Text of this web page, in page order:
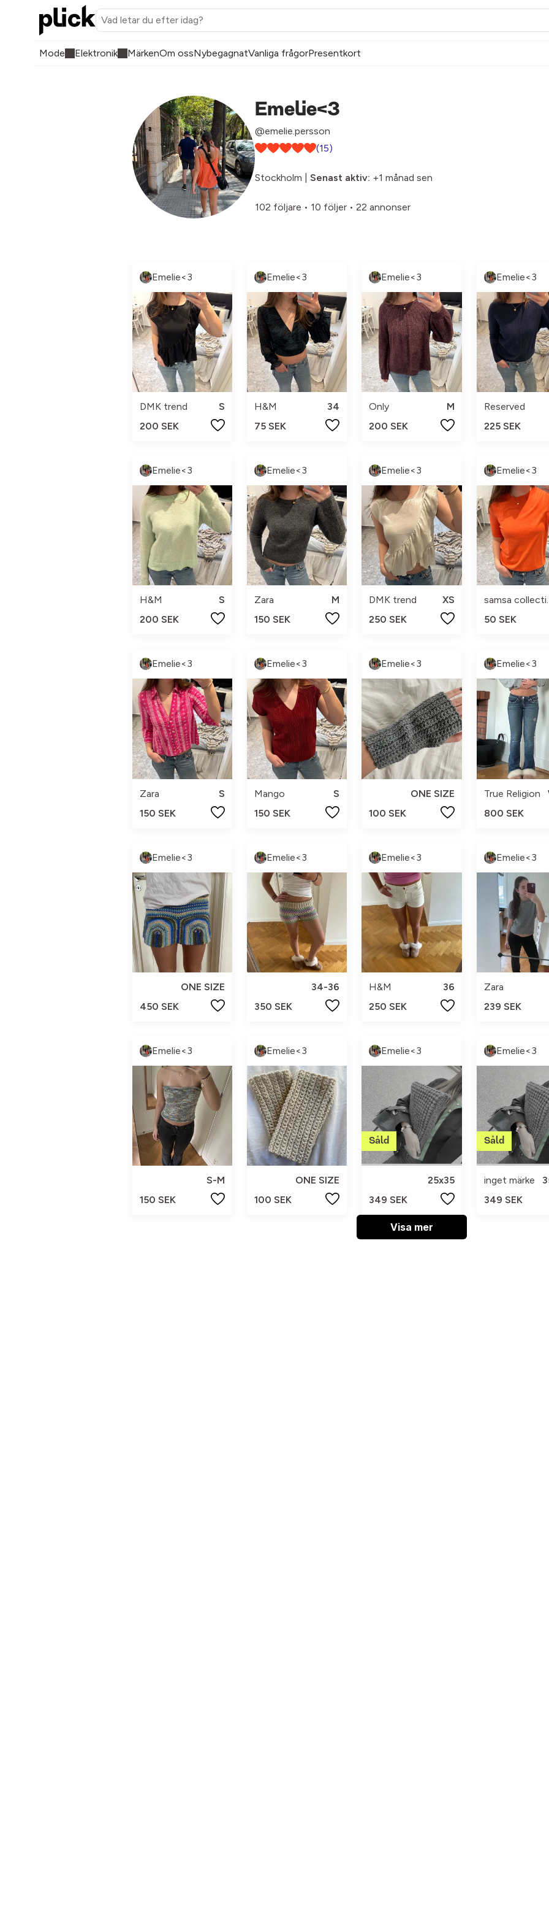
Mode Elektronik MärkenOm ossNybegagnatVanliga frågorPresentkort
Emelie<3
@emelie.persson
(15)
Stockholm | Senast aktiv: +1 månad sen
102 följare • 10 följer • 22 annonser
Emelie<3
DMK trend
S
200 SEK
Emelie<3
H&M
34
75 SEK
Emelie<3
Only
M
200 SEK
Emelie<3
Reserved
225 SEK
Emelie<3
H&M
S
200 SEK
Emelie<3
Zara
M
150 SEK
Emelie<3
DMK trend
XS
250 SEK
Emelie<3
50 SEK
Emelie<3
Zara
S
150 SEK
Emelie<3
Mango
S
150 SEK
Emelie<3
ONE SIZE
100 SEK
Emelie<3
True Religion
800 SEK
Emelie<3
ONE SIZE
450 SEK
Emelie<3
34-36
350 SEK
Emelie<3
H&M
36
250 SEK
Emelie<3
Zara
239 SEK
Emelie<3
S-M
150 SEK
Emelie<3
ONE SIZE
100 SEK
Emelie<3
25x35
349 SEK
Emelie<3
inget märke
349 SEK
Visa mer